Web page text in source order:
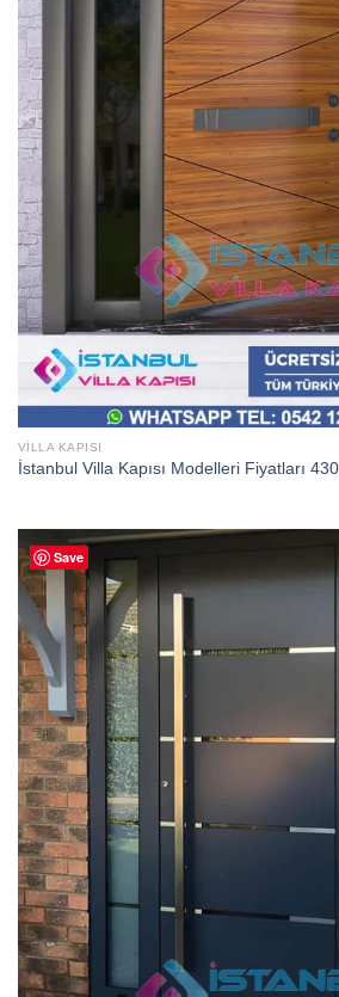
VILLA KAPISI
İstanbul Villa Kapısı Modelleri Fiyatları 430
Save